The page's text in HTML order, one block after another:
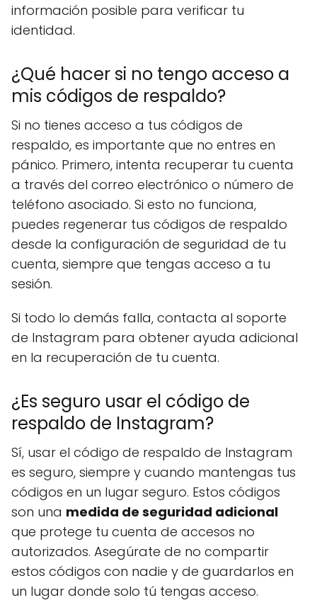
información posible para verificar tu
identidad.
¿Qué hacer si no tengo acceso a
mis códigos de respaldo?
Si no tienes acceso a tus códigos de
respaldo, es importante que no entres en
pánico. Primero, intenta recuperar tu cuenta
a través del correo electrónico o número de
teléfono asociado. Si esto no funciona,
puedes regenerar tus códigos de respaldo
desde la configuración de seguridad de tu
cuenta, siempre que tengas acceso a tu
sesión.
Si todo lo demás falla, contacta al soporte
de Instagram para obtener ayuda adicional
en la recuperación de tu cuenta.
¿Es seguro usar el código de
respaldo de Instagram?
Sí, usar el código de respaldo de Instagram
es seguro, siempre y cuando mantengas tus
códigos en un lugar seguro. Estos códigos
son una medida de seguridad adicional
que protege tu cuenta de accesos no
autorizados. Asegúrate de no compartir
estos códigos con nadie y de guardarlos en
un lugar donde solo tú tengas acceso.